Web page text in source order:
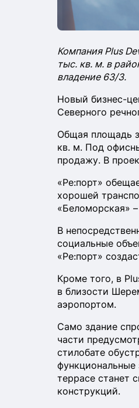
Компания Plus
тыс. кв. м. в
владение 63/3.
Новый бизнес-
Северного
Общая площадь
кв. м. Под
продажу. В
«Ре:порт»
хорошей
«Беломорская»
В
социальные
«Ре:порт»
Кроме того, в
в близости
аэропортом.
Само здание
части
стилобате
террасе станет
конструкций.